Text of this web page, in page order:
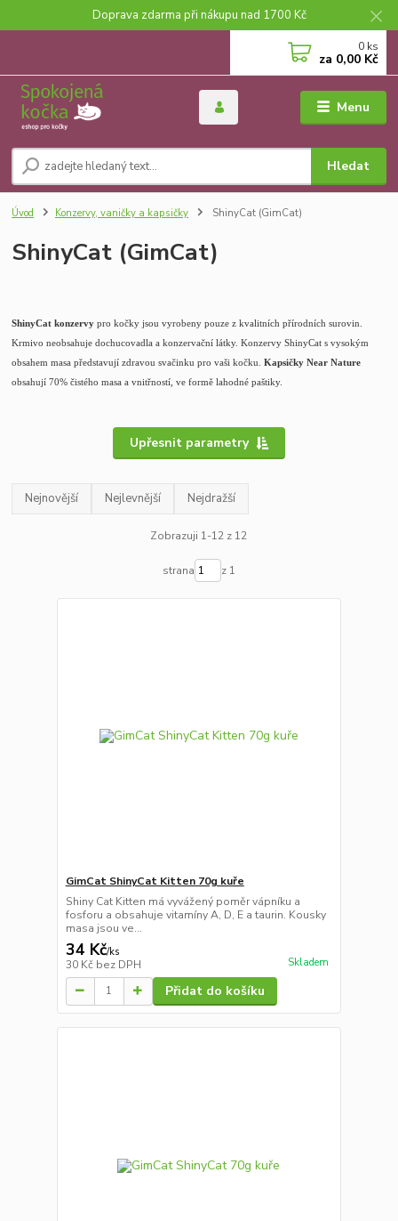
Doprava zdarma při nákupu nad 1700 Kč
Menu
Hledat
0 ks
za 0,00 Kč
Úvod Konzervy, vaničky a kapsičky ShinyCat (GimCat)
ShinyCat (GimCat)
ShinyCat konzervy pro kočky jsou vyrobeny pouze z kvalitních přírodních surovin.
Krmivo neobsahuje dochucovadla a konzervační látky. Konzervy ShinyCat s vysokým
obsahem masa představují zdravou svačinku pro vaši kočku.Kapsičky Near Nature
obsahují 70% čistého masa a vnitřností, ve formě lahodné paštiky.
Upřesnit parametry
Nejnovější Nejlevnější Nejdražší
Zobrazuji 1-12 z 12
strana z 1
GimCat ShinyCat Kitten 70g kuře
Shiny Cat Kitten má vyvážený poměr vápníku a
fosforu a obsahuje vitamíny A, D, E a taurin. Kousky
masa jsou ve...
34 Kč/ks
30 Kč bez DPH Skladem
Přidat do košíku